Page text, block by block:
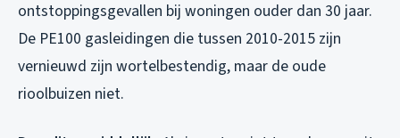
ontstoppingsgevallen bij woningen ouder dan 30 jaar.
De PE100 gasleidingen die tussen 2010-2015 zijn
vernieuwd zijn wortelbestendig, maar de oude
rioolbuizen niet.